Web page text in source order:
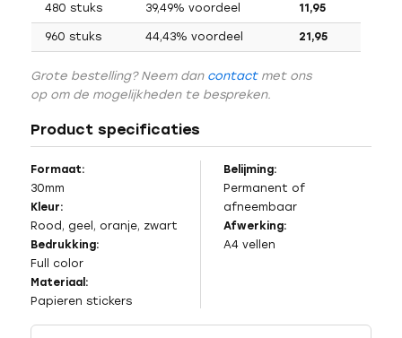
480 stuks 39,49% voordeel 11,95
960 stuks 44,43% voordeel 21,95
Grote bestelling? Neem dan contactmet ons
op om de mogelijkheden te bespreken.
Product specificaties
Formaat:
30mm
Kleur:
Rood, geel, oranje, zwart
Bedrukking:
Full color
Materiaal:
Papieren stickers
Belijming:
Permanent of
afneembaar
Afwerking:
A4 vellen